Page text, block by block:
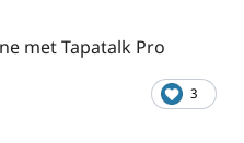
met Tapatalk Pro
3